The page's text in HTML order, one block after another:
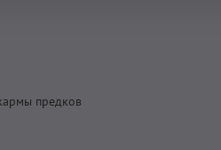
предков